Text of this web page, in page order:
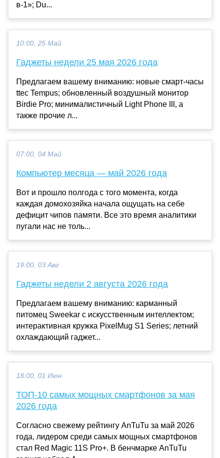
в-1»; Du...
10:00, 25 Май
Гаджеты недели 25 мая 2026 года
Предлагаем вашему вниманию: новые смарт-часы
ttec Tempus; обновленный воздушный монитор
Birdie Pro; минималистичный Light Phone III, а
также прочие л...
07:00, 04 Май
Компьютер месяца — май 2026 года
Вот и прошло полгода с того момента, когда
каждая домохозяйка начала ощущать на себе
дефицит чипов памяти. Все это время аналитики
пугали нас не толь...
19:00, 03 Авг
Гаджеты недели 2 августа 2026 года
Предлагаем вашему вниманию: карманный
питомец Sweekar с искусственным интеллектом;
интерактивная кружка PixelMug S1 Series; летний
охлаждающий гаджет...
18:00, 01 Июн
ТОП-10 самых мощных смартфонов за мая
2026 года
Согласно свежему рейтингу AnTuTu за май 2026
года, лидером среди самых мощных смартфонов
стал Red Magic 11S Pro+. В бенчмарке AnTuTu